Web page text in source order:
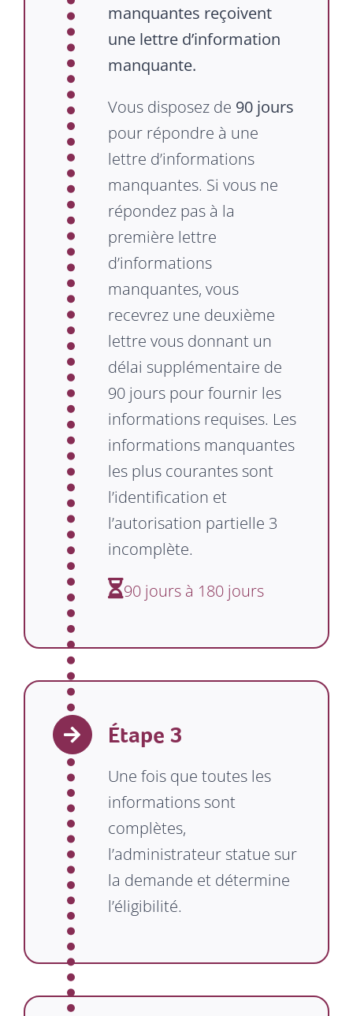
manquantes reçoivent
une lettre d’information
manquante.
Vous disposez de 90 jours
pour répondre à une
lettre d’informations
manquantes. Si vous ne
répondez pas à la
première lettre
d’informations
manquantes, vous
recevrez une deuxième
lettre vous donnant un
délai supplémentaire de
90 jours pour fournir les
informations requises. Les
informations manquantes
les plus courantes sont
l’identification et
l’autorisation partielle 3
incomplète.
90 jours à 180 jours
Étape 3
Une fois que toutes les
informations sont
complètes,
l’administrateur statue sur
la demande et détermine
l’éligibilité.